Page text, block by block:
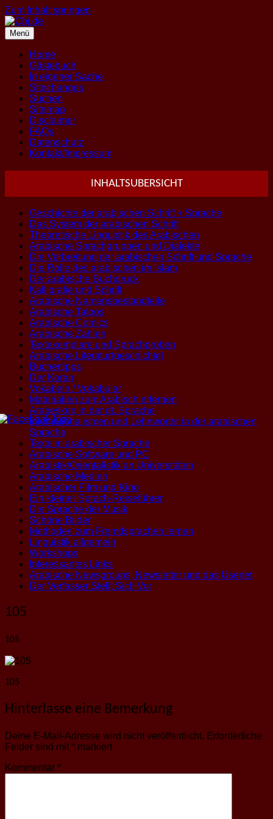
Zum Inhalt springen
Menü
Home
Gästebuch
In eigener Sache
Sitechanges
Suchen
Sitemap
Disclaimer
FAQs
Datenschutz
Kontakt/Impressum
INHALTSUBERSICHT
Geschichte der arabischen Schrift + Sprache
Das System der arabischen Schrift
Theoretische Linguistik des Arabischen
Arabische Sprachgruppen und Dialekte
Die Verbreitung der arabischen Schrift und Sprache
Die Rolle des arabischen im Islam
Der arabische Buchdruck
Kalligrafie und Schrift
Arabische Namensbestandteile
Arabische Tatoos
Arabische Comics
Arabische Zahlen
Textexemplare und Sprachproben
Arabische Literatur(geschichte)
Büchertipps
Der Koran
Vokabeln / Vokabular
Materialien zum Arabisch erlernen
Arabesken in der dt. Sprache
Internationalismen und Lehnwörter in der arabischen
Sprache
Texte in arabischer Sprache
Arabische Software und PC
Arabistik/Orientalistik an Universitäten
Arabische Medien
Arabischer Film und Kino
Ein kleiner Sprach-Reiseführer
Die Sprache der Musik
Schöne Bilder
Methoden zum Fremdsprachen lernen
Linguistik allgemein
Workshops
Interessantes Links
Arabische Newsgroups, Newsletter und das Usenet
Der Verfasser Stellt Sich Vor
105
105
105
Hinterlasse eine Bemerkung
Deine E-Mail-Adresse wird nicht veröffentlicht. Erforderliche
Felder sind mit * markiert
Kommentar *